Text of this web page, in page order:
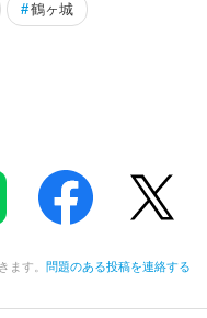
#鶴ヶ城
ます。 問題のある投稿を連絡する